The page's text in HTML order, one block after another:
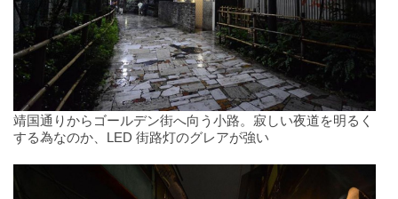
靖国通りからゴールデン街へ向う小路。寂しい夜道を明るく
する為なのか、LED 街路灯のグレアが強い